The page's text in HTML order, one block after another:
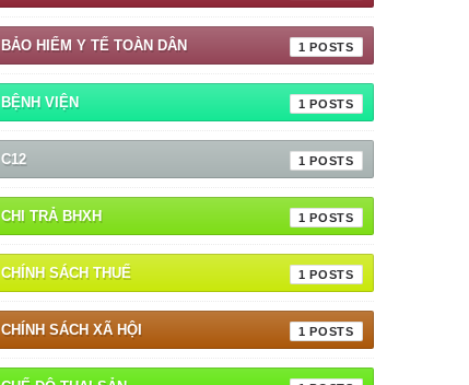
BẢO HIỂM Y TẾ TOÀN DÂN 1
BỆNH VIỆN 1
C12 1
CHI TRẢ BHXH 1
CHÍNH SÁCH THUẾ 1
CHÍNH SÁCH XÃ HỘI 1